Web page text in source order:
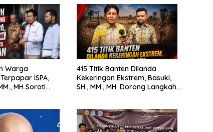
Warga
ISPA,
MH Soroti
415 Titik Banten Dilanda
Kekeringan Ekstrem, Basuki,
SH., MM., MH. Dorong Langkah